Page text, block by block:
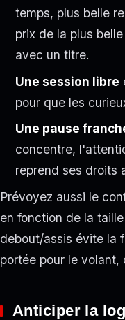
temps, plus belle
prix de la plus
avec un titre.
Une session libre
pour que les
Une pause
concentre,
reprend ses droits
Prévoyez aussi le
en fonction de la
debout/assis évite la
portée pour le volant,
Anticiper la